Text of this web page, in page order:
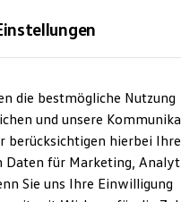
entdecken
finden
die bestmögliche Nutzung
und unsere
berücksichtigen hierbei Ihre
Daten für Marketing,
Sie uns Ihre Einwilligung